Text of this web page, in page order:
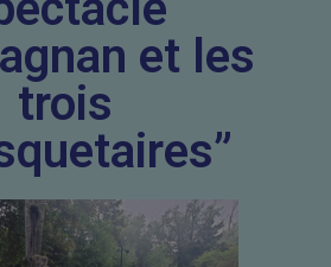
et les
trois